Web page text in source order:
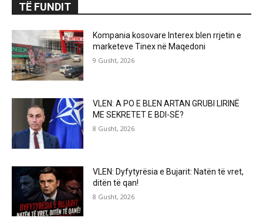
TË FUNDIT
Kompania kosovare Interex blen rrjetin e
marketeve Tinex në Maqedoni
9 Gusht, 2026
VLEN: A PO E BLEN ARTAN GRUBI LIRINË
ME SEKRETET E BDI-SË?
8 Gusht, 2026
VLEN: Dyfytyrësia e Bujarit: Natën të vret,
ditën të qan!
8 Gusht, 2026